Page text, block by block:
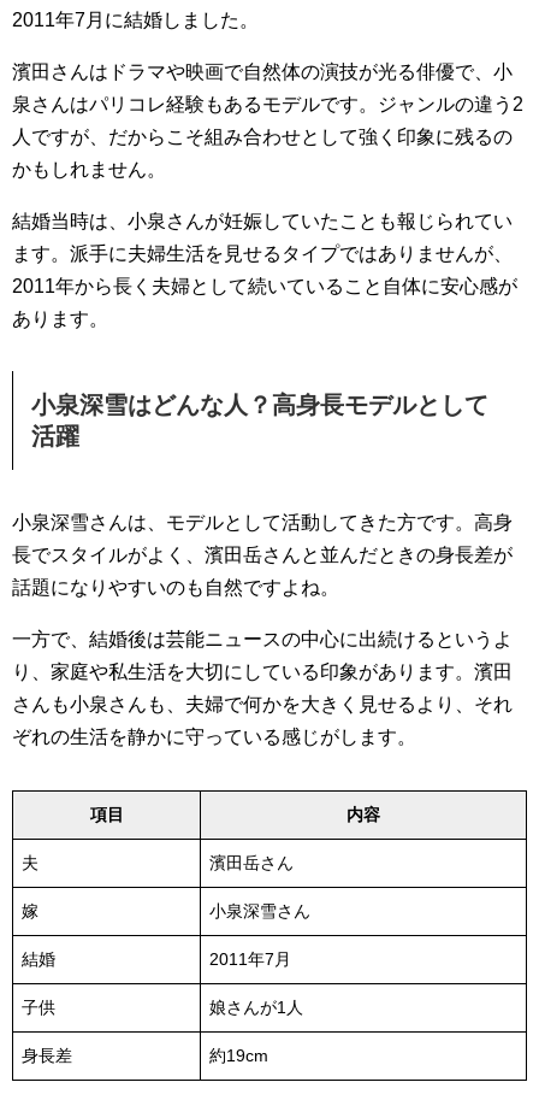
2011年7月に結婚しました。
濱田さんはドラマや映画で自然体の演技が光る俳優で、小
泉さんはパリコレ経験もあるモデルです。ジャンルの違う2
人ですが、だからこそ組み合わせとして強く印象に残るの
かもしれません。
結婚当時は、小泉さんが妊娠していたことも報じられてい
ます。派手に夫婦生活を見せるタイプではありませんが、
2011年から長く夫婦として続いていること自体に安心感が
あります。
小泉深雪はどんな人？高身長モデルとして
活躍
小泉深雪さんは、モデルとして活動してきた方です。高身
長でスタイルがよく、濱田岳さんと並んだときの身長差が
話題になりやすいのも自然ですよね。
一方で、結婚後は芸能ニュースの中心に出続けるというよ
り、家庭や私生活を大切にしている印象があります。濱田
さんも小泉さんも、夫婦で何かを大きく見せるより、それ
ぞれの生活を静かに守っている感じがします。
項目 内容
夫 濱田岳さん
嫁 小泉深雪さん
結婚 2011年7月
子供 娘さんが1人
身長差 約19cm